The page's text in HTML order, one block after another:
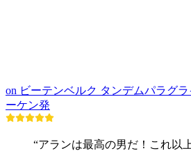
on ビーテンベルク タンデムパラグ
ーケン発
“アランは最高の男だ！これ以